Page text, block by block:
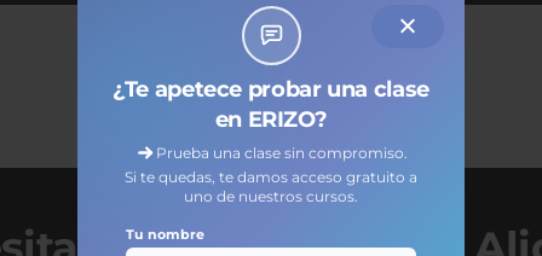
¿Te apetece probar una clase
en ERIZO?
Prueba una clase sin compromiso.
Si te quedas, te damos acceso gratuito a
uno de nuestros cursos.
Tu nombre